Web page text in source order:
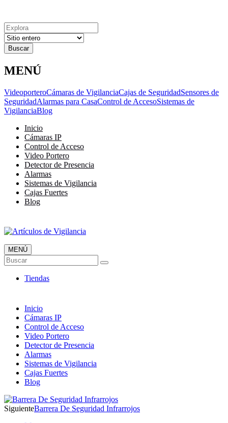
Resultados
para
MENÚ
VideoporteroCámaras de VigilanciaCajas de SeguridadSensores de
SeguridadAlarmas para CasaControl de AccesoSistemas de
VigilanciaBlog
Inicio
Cámaras IP
Control de Acceso
Video Portero
Detector de Presencia
Alarmas
Sistemas de Vigilancia
Cajas Fuertes
Blog
Artículos de Vigilancia
Envió 24/7!!!
MENÚ
Buscar
Tiendas
Inicio
Cámaras IP
Control de Acceso
Video Portero
Detector de Presencia
Alarmas
Sistemas de Vigilancia
Cajas Fuertes
Blog
SiguienteBarrera De Seguridad Infrarrojos